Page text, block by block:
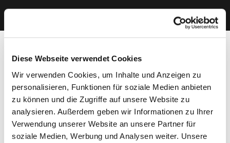
Diese Webseite verwendet Cookies
Wir verwenden Cookies, um Inhalte und Anzeigen zu
personalisieren, Funktionen für soziale Medien anbieten
zu können und die Zugriffe auf unsere Website zu
analysieren. Außerdem geben wir Informationen zu Ihrer
Verwendung unserer Website an unsere Partner für
soziale Medien, Werbung und Analysen weiter. Unsere